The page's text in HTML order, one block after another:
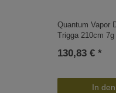
Quantum Vapor
Trigga 210cm
130,83 € *
In